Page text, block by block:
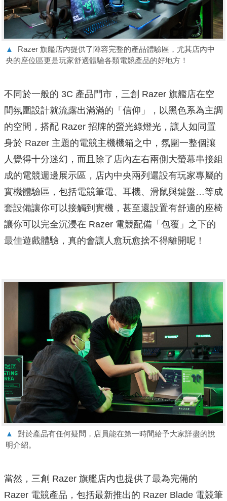
▲
Razer 旗艦店內提供了陣容完整的產品體驗區，尤其店內中
央的座位區更是玩家舒適體驗各類電競產品的好地方！
不同於一般的 3C 產品門市，三創 Razer 旗艦店在空
間氛圍設計就流露出滿滿的「信仰」，以黑色系為主調
的空間，搭配 Razer 招牌的螢光綠燈光，讓人如同置
身於 Razer 主題的電競主機機箱之中，氛圍一整個讓
人覺得十分迷幻，而且除了店內左右兩側大螢幕串接組
成的電競週邊展示區，店內中央兩列還設有玩家專屬的
實機體驗區，包括電競筆電、耳機、滑鼠與鍵盤…等成
套設備讓你可以接觸到實機，甚至還設置有舒適的座椅
讓你可以完全沉浸在 Razer 電競配備「包覆」之下的
最佳遊戲體驗，真的會讓人愈玩愈捨不得離開呢！
▲
對於產品有任何疑問，店員能在第一時間給予大家詳盡的說
明介紹。
當然，三創 Razer 旗艦店內也提供了最為完備的
Razer 電競產品，包括最新推出的 Razer Blade 電競筆